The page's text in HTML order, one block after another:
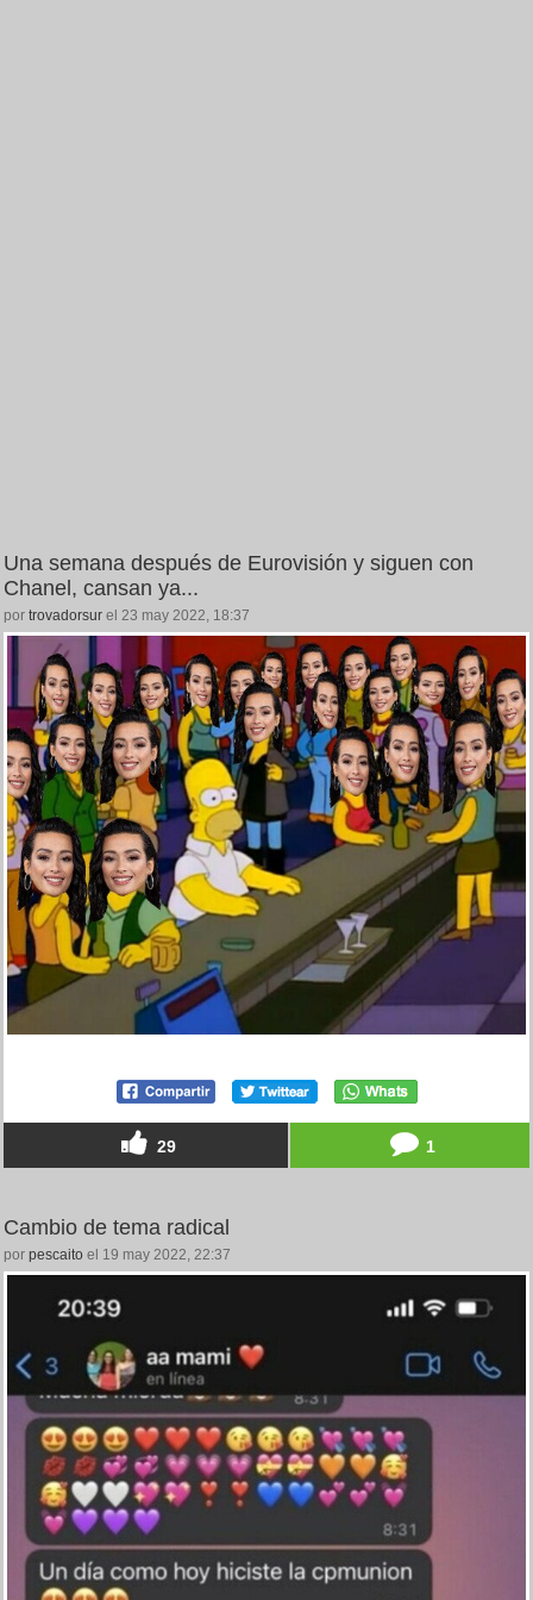
Una semana después de Eurovisión y siguen con
Chanel, cansan ya...
por trovadorsur el 23 may 2022, 18:37
29 1
Cambio de tema radical
por pescaito el 19 may 2022, 22:37